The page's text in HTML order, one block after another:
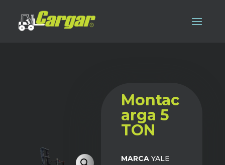
Montac
arga 5
TON
MARCA YALE